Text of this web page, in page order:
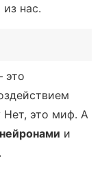
нас.
это
Нет, это миф. А
и